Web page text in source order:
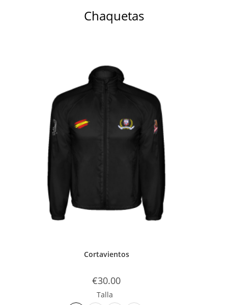
Chaquetas
Cortavientos
€30.00
Talla